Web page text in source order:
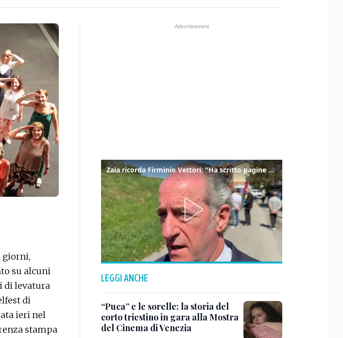
giorni,
su alcuni
di levatura
di
ieri nel
stampa
Zaia ricorda Firminio Vettori: "Ha scritto pagine di storia del nostro territorio"
LEGGI ANCHE
“Puca” e le sorelle: la storia del
corto triestino in gara alla Mostra
del Cinema di Venezia